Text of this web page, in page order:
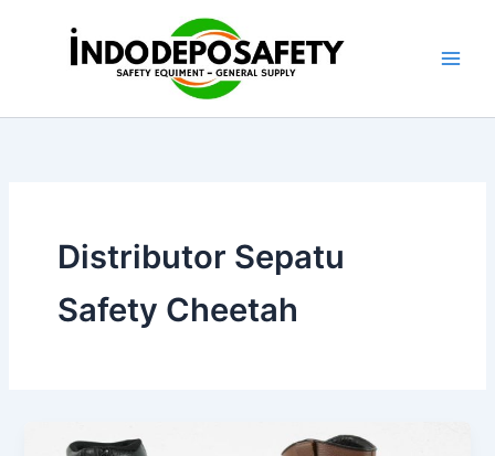
Distributor Sepatu
Safety Cheetah